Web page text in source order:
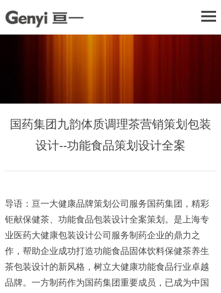
国药集团九韵体质调理茶营销策划包装
设计--功能食品策划设计全案
导语：亘一大健康品牌策划公司服务国药集团，精彩
钜献保健茶、功能食品包装设计全案策划。是上海专
业医药大健康包装设计公司服务制药企业的鼎力之
作，帮助企业成功打造功能食品固体饮料保健茶养生
茶包装设计的新风格，树立大健康功能食品行业卓越
品牌。一方制药作为国药集团重要成员，已成为中国